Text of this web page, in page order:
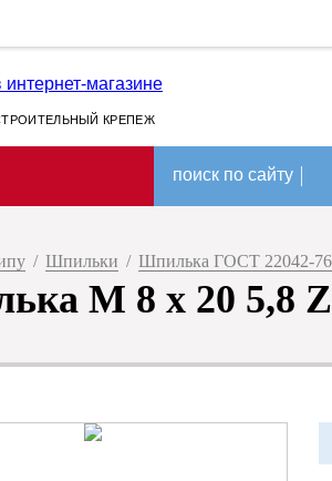
КРЕПЕЖ
поиск по сайту
/ Шпильки / Шпилька ГОСТ 22042-76
М 8 х 20 5,8